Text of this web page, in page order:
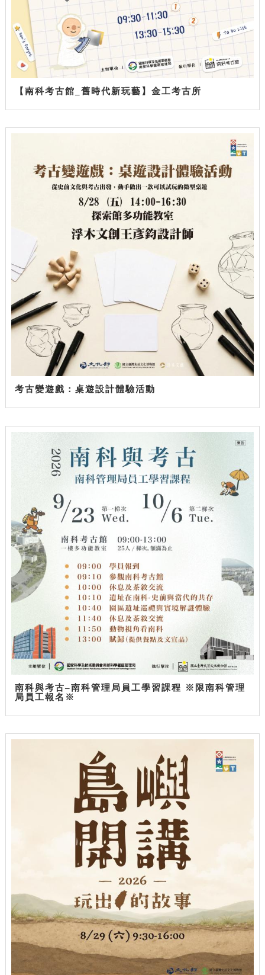
【南科考古館_舊時代新玩藝】金工考古所
考古變遊戲：桌遊設計體驗活動
南科與考古–南科管理局員工學習課程 ※限南科管理
局員工報名※